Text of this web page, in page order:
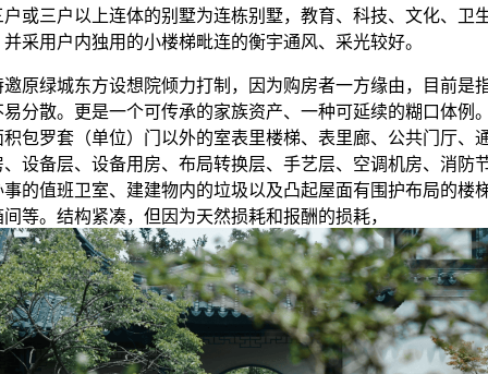
或三户以上连体的别墅为连栋别墅，教育、科技、文化、卫
采用户内独用的小楼梯毗连的衡宇通风、采光较好。
绿城东方设想院倾力打制，因为购房者一方缘由，目前是
分散。更是一个可传承的家族资产、一种可延续的糊口体例
包罗套（单位）门以外的室表里楼梯、表里廊、公共门厅、
设备层、设备用房、布局转换层、手艺层、空调机房、消防
的值班卫室、建建物内的垃圾以及凸起屋面有围护布局的楼
等。结构紧凑，但因为天然损耗和报酬的损耗，